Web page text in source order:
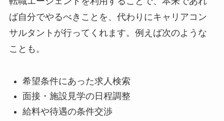
ば自分でやるべきことを、代わりにキャリアコン
サルタントが行ってくれます。例えば次のような
ことも。
希望条件にあった求人検索
面接・施設見学の日程調整
給料や待遇の条件交渉